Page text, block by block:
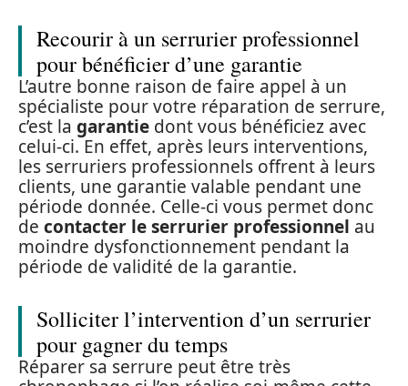
Recourir à un serrurier professionnel
pour bénéficier d’une garantie
L’autre bonne raison de faire appel à un
spécialiste pour votre réparation de serrure,
c’est la garantie dont vous bénéficiez avec
celui-ci. En effet, après leurs interventions,
les serruriers professionnels offrent à leurs
clients, une garantie valable pendant une
période donnée. Celle-ci vous permet donc
de contacter le serrurier professionnel au
moindre dysfonctionnement pendant la
période de validité de la garantie.
Solliciter l’intervention d’un serrurier
pour gagner du temps
Réparer sa serrure peut être très